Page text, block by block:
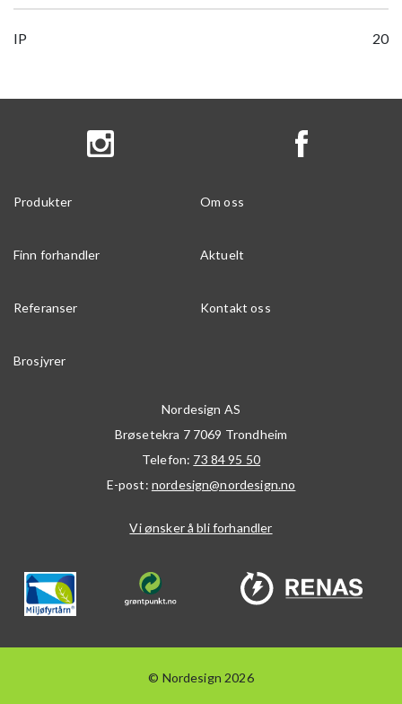
IP 20
Produkter Om oss
Finn forhandler Aktuelt
Referanser Kontakt oss
Brosjyrer
Nordesign AS
Brøsetekra 7 7069 Trondheim
Telefon: 73 84 95 50
E-post: nordesign@nordesign.no
Vi ønsker å bli forhandler
© Nordesign 2026